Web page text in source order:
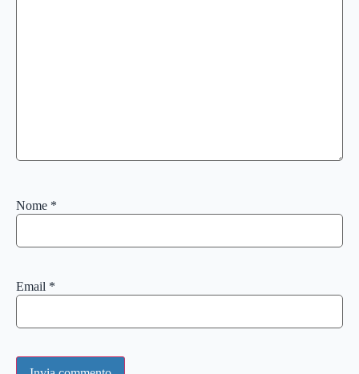
Nome *
Email *